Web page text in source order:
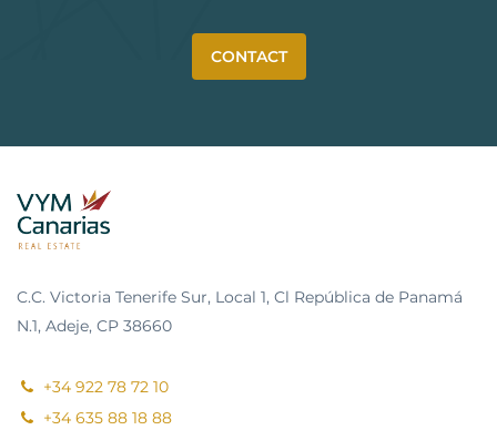
CONTACT
C.C. Victoria Tenerife Sur, Local 1, Cl República de Panamá
N.1, Adeje, CP 38660
+34 922 78 72 10
+34 635 88 18 88